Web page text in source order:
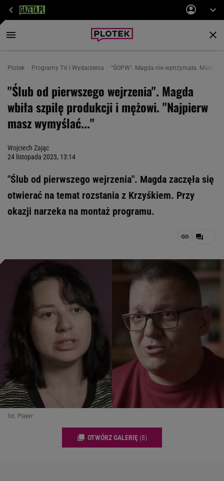
Plotek Programy TV i Wydarzenia "ŚOPW". Magda nie wytrzymała. Mówi
"Ślub od pierwszego wejrzenia". Magda
wbiła szpilę produkcji i mężowi. "Najpierw
masz wymyślać..."
Wojciech Zając
24 listopada 2023, 13:14
"Ślub od pierwszego wejrzenia". Magda zaczęła się
otwierać na temat rozstania z Krzyśkiem. Przy
okazji narzeka na montaż programu.
fot. Player
OTWÓRZ GALERIĘ (8)